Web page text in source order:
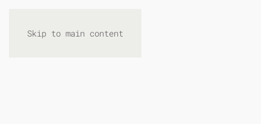
Skip to main content